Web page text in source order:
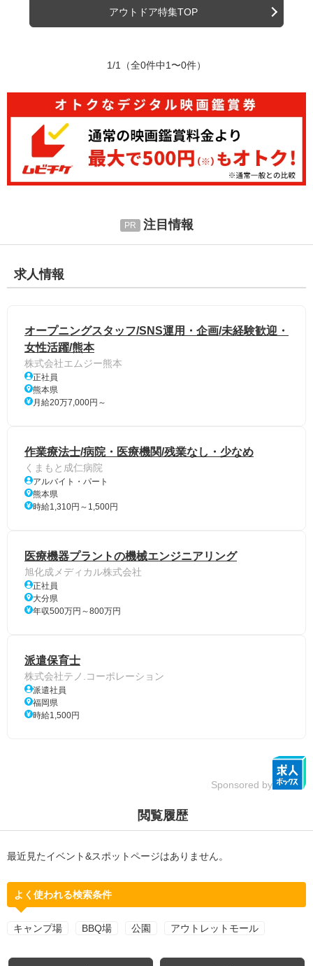
アウトドア特集TOP
1/1 （全0件中1〜0件）
注目情報
求人情報
オープニングスタッフ/SNS運用・企画/未経験歓迎・
女性活躍/熊本
株式会社エムジー熊本
正社員
熊本県
月給20万7,000円～
作業療法士/病院・医療機関/残業なし・少なめ
くまもと成仁病院
アルバイト・パート
熊本県
時給1,310円～1,500円
医療機器プラントの機械エンジニアリング
旭化成メディカル株式会社
正社員
大分県
年収500万円～800万円
派遣保育士
株式会社テノ.コーポレーション
派遣社員
福岡県
時給1,500円
Sponsored by
閲覧履歴
最近見たイベント&スポットページはありません。
よく使われる検索条件
キャンプ場 BBQ場 公園 アウトレットモール